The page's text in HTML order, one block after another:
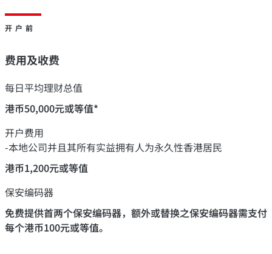
开户前
费用及收费
每日平均理财总值
港币50,000元或等值*
开户费用
-本地公司并且其所有实益拥有人为永久性香港居民
港币1,200元或等值
保安编码器
免费提供首两个保安编码器，额外或替换之保安编码器需支付
每个港币100元或等值。